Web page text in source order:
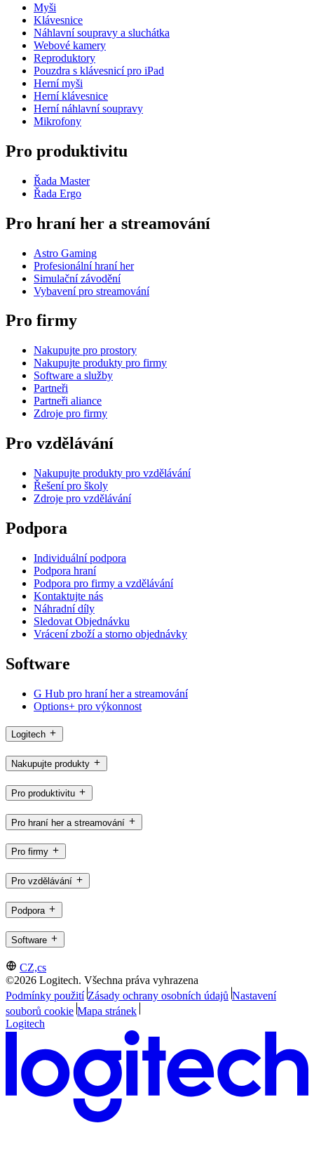
Myši
Klávesnice
Náhlavní soupravy a sluchátka
Webové kamery
Reproduktory
Pouzdra s klávesnicí pro iPad
Herní myši
Herní klávesnice
Herní náhlavní soupravy
Mikrofony
Pro produktivitu
Řada Master
Řada Ergo
Pro hraní her a streamování
Astro Gaming
Profesionální hraní her
Simulační závodění
Vybavení pro streamování
Pro firmy
Nakupujte pro prostory
Nakupujte produkty pro firmy
Software a služby
Partneři
Partneři aliance
Zdroje pro firmy
Pro vzdělávání
Nakupujte produkty pro vzdělávání
Řešení pro školy
Zdroje pro vzdělávání
Podpora
Individuální podpora
Podpora hraní
Podpora pro firmy a vzdělávání
Kontaktujte nás
Náhradní díly
Sledovat Objednávku
Vrácení zboží a storno objednávky
Software
G Hub pro hraní her a streamování
Options+ pro výkonnost
Logitech
Nakupujte produkty
Pro produktivitu
Pro hraní her a streamování
Pro firmy
Pro vzdělávání
Podpora
Software
CZ,cs
©2026 Logitech. Všechna práva vyhrazena
Podmínky použití Zásady ochrany osobních údajů Nastavení
souborů cookie Mapa stránek
Logitech